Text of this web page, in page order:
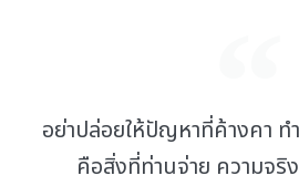
อย่าปล่อยให้ปัญหาที่ค้างคา ท
คือสิ่งที่ท่านจ่าย ความจริ